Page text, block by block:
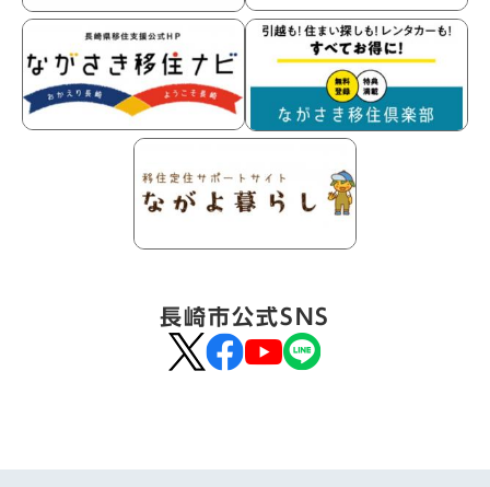
長崎市公式SNS